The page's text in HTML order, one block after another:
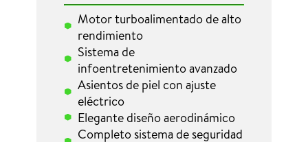
Motor turboalimentado de alto
rendimiento
Sistema de
infoentretenimiento avanzado
Asientos de piel con ajuste
eléctrico
Elegante diseño aerodinámico
Completo sistema de seguridad